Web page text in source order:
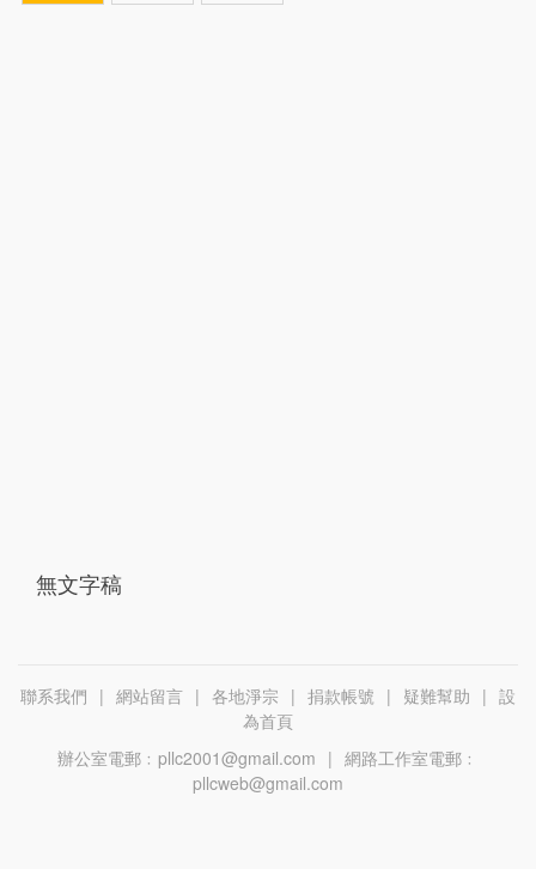
無文字稿
聯系我們 | 網站留言 | 各地淨宗 | 捐款帳號 | 疑難幫助 | 設
為首頁
辦公室電郵﹕pllc2001@gmail.com | 網路工作室電郵﹕
pllcweb@gmail.com